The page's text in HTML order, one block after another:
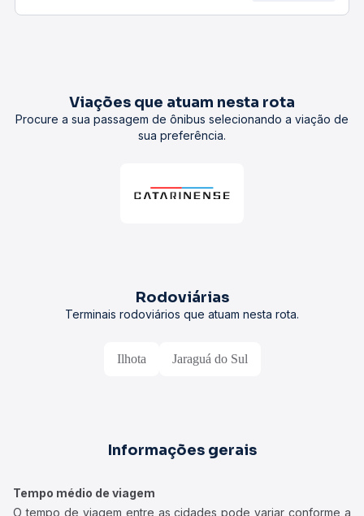
Viações que atuam nesta rota
Procure a sua passagem de ônibus selecionando a viação de
sua preferência.
Rodoviárias
Terminais rodoviários que atuam nesta rota.
Ilhota Jaraguá do Sul
Informações gerais
Tempo médio de viagem
O tempo de viagem entre as cidades pode variar conforme a